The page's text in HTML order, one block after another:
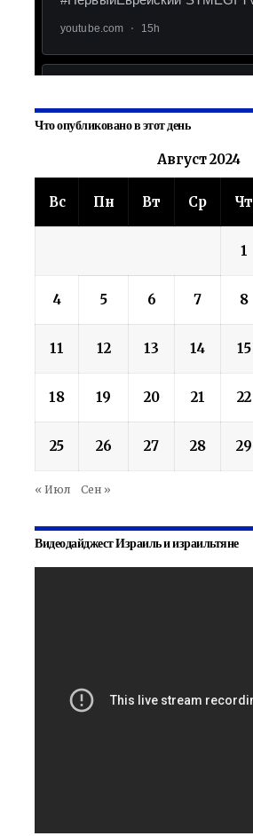
Что опубликовано в этот день
Август 2024
Вс Пн Вт Ср Чт
1
4 5 6 7 8
11 12 13 14 15
18 19 20 21 22
25 26 27 28 29
« Июл Сен »
Видеодайджест Израиль и израильтяне